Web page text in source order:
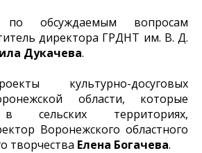
обсуждаемым вопросам
директора ГРДНТ им. В. Д.
Дукачева.
культурно-досуговых
области, которые
сельских территориях,
Воронежского областного
творчества Елена Богачева.